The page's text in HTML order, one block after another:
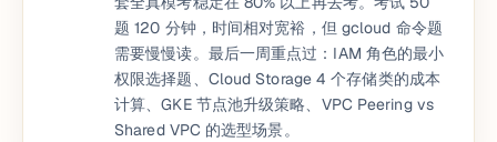
题 120 分钟，时间相对宽裕，但 gcloud 命令题
需要慢慢读。最后一周重点过：IAM 角色的最小
权限选择题、Cloud Storage 4 个存储类的成本
计算、GKE 节点池升级策略、VPC Peering vs
Shared VPC 的选型场景。